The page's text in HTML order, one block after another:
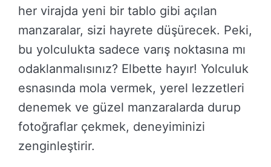
her virajda yeni bir tablo gibi açılan
manzaralar, sizi hayrete düşürecek. Peki,
bu yolculukta sadece varış noktasına mı
odaklanmalısınız? Elbette hayır! Yolculuk
esnasında mola vermek, yerel lezzetleri
denemek ve güzel manzaralarda durup
fotoğraflar çekmek, deneyiminizi
zenginleştirir.